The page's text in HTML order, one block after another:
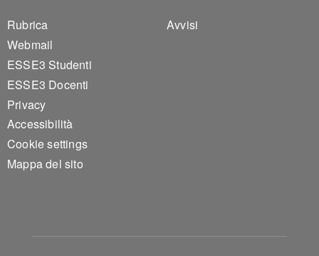
Footer 1
Rubrica
Webmail
ESSE3 Studenti
ESSE3 Docenti
Privacy
Accessibilità
Cookie settings
Mappa del sito
Footer 2
Avvisi